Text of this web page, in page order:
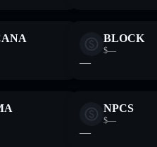
BLOCK
$—
—
NPCS
$—
—